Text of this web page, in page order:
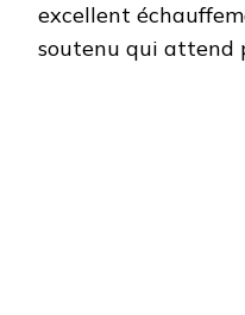
excellent
soutenu qui attend